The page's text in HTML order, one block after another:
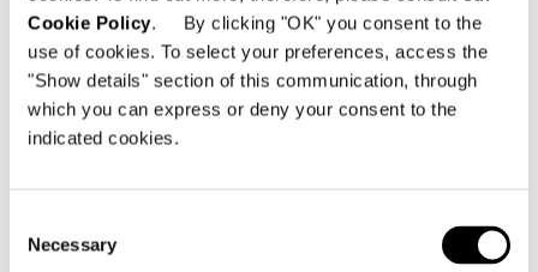
Cookie Policy. By clicking "OK" you consent to the
use of cookies. To select your preferences, access the
"Show details" section of this communication, through
which you can express or deny your consent to the
indicated cookies.
Selection
Necessary
DINING LITTLE ARMCHAIR - SWIVEL